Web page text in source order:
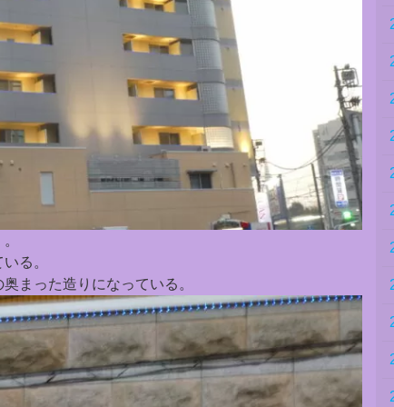
る。
まった造りになっている。